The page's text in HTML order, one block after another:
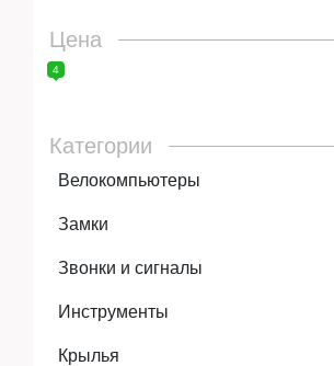
Аксессуары
Цена
4
Категории
Велокомпьютеры
Замки
Звонки и сигналы
Инструменты
Крылья